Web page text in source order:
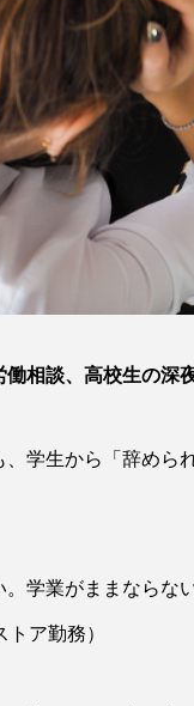
働相談、高校生の深
学生から「辞めら
。学業がままならな
トア勤務）